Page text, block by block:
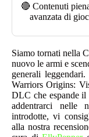
🔴 Contenuti
avanzata di
Siamo tornati nella
nuovo le armi e
generali
Warriors Origins:
DLC che espande il
addentrarci nelle
introdotte, vi
alla nostra